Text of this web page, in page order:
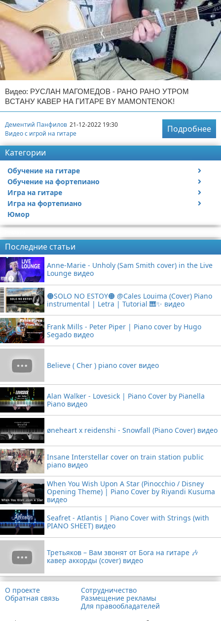
Видео: РУСЛАН МАГОМЕДОВ - РАНО РАНО УТРОМ
ВСТАНУ КАВЕР НА ГИТАРЕ BY MAMONTENOK!
Дементий Панфилов 21-12-2022 19:30
Видео с игрой на гитаре
Подробнее
Категории
Обучение на гитаре
Видео обучение на гитаре
Обучение на фортепиано
Видео обучение на фортепиано
Игра на гитаре
Видео с игрой на гитаре
Статьи про гитары
Игра на фортепиано
Видео с игрой на фортепиано
Юмор
Последние статьи
Anne-Marie - Unholy (Sam Smith cover) in the Live
Lounge видео
🟠SOLO NO ESTOY🟠 @Cales Louima (Cover) Piano
instrumental | Letra | Tutorial 🎹✨ видео
Frank Mills - Peter Piper | Piano cover by Hugo
Segado видео
Believe ( Cher ) piano cover видео
Alan Walker - Lovesick | Piano Cover by Pianella
Piano видео
øneheart x reidenshi - Snowfall (Piano Cover) видео
Insane Interstellar cover on train station public
piano видео
When You Wish Upon A Star (Pinocchio / Disney
Opening Theme) | Piano Cover by Riyandi Kusuma
видео
Seafret - Atlantis | Piano Cover with Strings (with
PIANO SHEET) видео
Третьяков – Вам звонят от Бога на гитаре 🎶
кавер аккорды (cover) видео
О проекте
Обратная связь
Сотрудничество
Размещение рекламы
Для правообладателей